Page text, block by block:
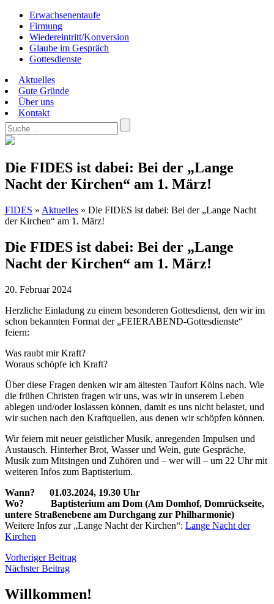
Erwachsenentaufe
Firmung
Wiedereintritt/Konversion
Glaube im Gespräch
Gottesdienste
Aktuelles
Gute Gründe
Über uns
Kontakt
Die FIDES ist dabei: Bei der „Lange
Nacht der Kirchen“ am 1. März!
FIDES » Aktuelles » Die FIDES ist dabei: Bei der „Lange Nacht
der Kirchen“ am 1. März!
Die FIDES ist dabei: Bei der „Lange
Nacht der Kirchen“ am 1. März!
20. Februar 2024
Herzliche Einladung zu einem besonderen Gottesdienst, den wir im
schon bekannten Format der „FEIERABEND-Gottesdienste“
feiern:
Was raubt mir Kraft?
Woraus schöpfe ich Kraft?
Über diese Fragen denken wir am ältesten Taufort Kölns nach. Wie
die frühen Christen fragen wir uns, was wir in unserem Leben
ablegen und/oder loslassen können, damit es uns nicht belastet, und
wir suchen nach den Kraftquellen, aus denen wir schöpfen können.
Wir feiern mit neuer geistlicher Musik, anregenden Impulsen und
Austausch. Hinterher Brot, Wasser und Wein, gute Gespräche,
Musik zum Mitsingen und Zuhören und – wer will – um 22 Uhr mit
weiteren Infos zum Baptisterium.
Wann? 01.03.2024, 19.30 Uhr
Wo? Baptisterium am Dom (Am Domhof, Domrückseite,
untere Straßenebene am Durchgang zur Philharmonie)
Weitere Infos zur „Lange Nacht der Kirchen“: Lange Nacht der
Kirchen
Vorheriger Beitrag
Nächster Beitrag
Willkommen!